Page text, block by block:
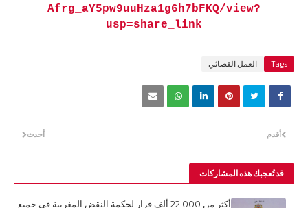
Afrg_aY5pw9uuHza1g6h7bFKQ/view?
usp=share_link
Tags العمل القضائي
أحدث أقدم
قد تُعجبك هذه المشاركات
أكثر من 22.000 ألف قرار لحكمة النقض المغربية في جميع